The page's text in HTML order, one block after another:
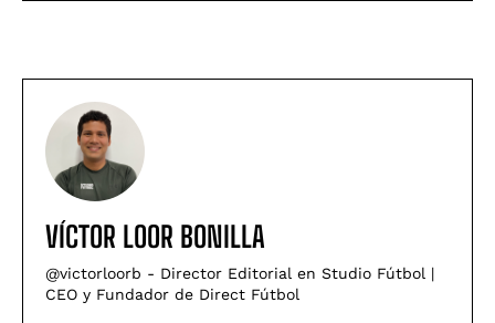
VÍCTOR LOOR BONILLA
@victorloorb - Director Editorial en Studio Fútbol |
CEO y Fundador de Direct Fútbol